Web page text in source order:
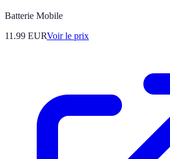
Batterie Mobile
11.99 EURVoir le prix